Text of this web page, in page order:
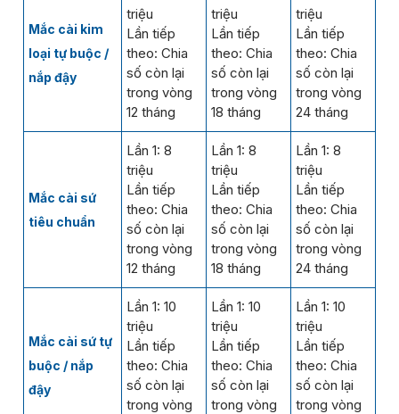
Mắc cài kim
loại tự buộc /
nắp đậy
triệu
Lần tiếp
theo: Chia
số còn lại
trong vòng
12 tháng
triệu
Lần tiếp
theo: Chia
số còn lại
trong vòng
18 tháng
triệu
Lần tiếp
theo: Chia
số còn lại
trong vòng
24 tháng
Mắc cài sứ
tiêu chuẩn
Lần 1: 8
triệu
Lần tiếp
theo: Chia
số còn lại
trong vòng
12 tháng
Lần 1: 8
triệu
Lần tiếp
theo: Chia
số còn lại
trong vòng
18 tháng
Lần 1: 8
triệu
Lần tiếp
theo: Chia
số còn lại
trong vòng
24 tháng
Mắc cài sứ tự
buộc / nắp
đậy
Lần 1: 10
triệu
Lần tiếp
theo: Chia
số còn lại
trong vòng
Lần 1: 10
triệu
Lần tiếp
theo: Chia
số còn lại
trong vòng
Lần 1: 10
triệu
Lần tiếp
theo: Chia
số còn lại
trong vòng